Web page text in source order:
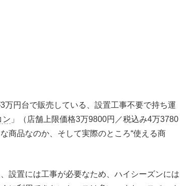
3万円台で販売している、設置工事不要で持ち運
ン 」（店舗上限価格3万9800円／税込み4万3780
商品なのか、そして実際のところ“使える商
設置には工事が必要なため、ハイシーズンには